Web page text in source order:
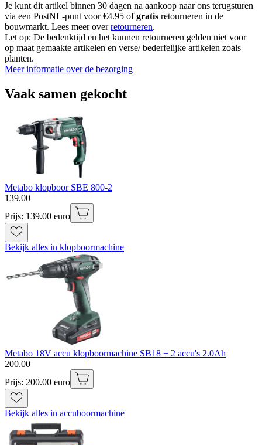
Je kunt dit artikel binnen 30 dagen na aankoop naar ons terugsturen
via een PostNL-punt voor €4.95 ofgratis retourneren in de
bouwmarkt. Lees meer overretourneren.
Let op: De bedenktijd en het kunnen retourneren gelden niet voor
op maat gemaakte artikelen en verse/ bederfelijke artikelen zoals
planten.
Meer informatie over de bezorging
Vaak samen gekocht
Metabo klopboor SBE 800-2
139.00
Prijs: 139.00 euro
Bekijk alles in klopboormachine
Metabo 18V accu klopboormachine SB18 + 2 accu's 2.0Ah
200.00
Prijs: 200.00 euro
Bekijk alles in accuboormachine